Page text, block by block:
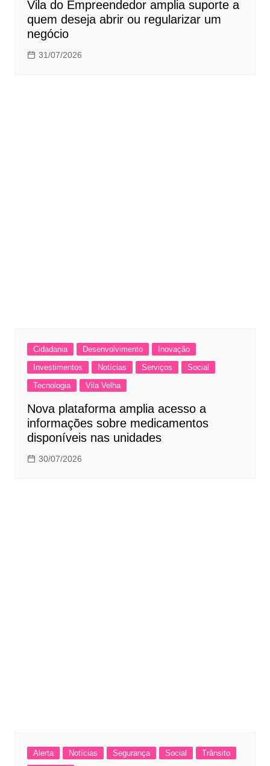
Vila do Empreendedor amplia suporte a
quem deseja abrir ou regularizar um
negócio
31/07/2026
Cidadania Desenvolvimento
Inovação
Investimentos
Notícias Serviços
Social
Tecnologia
Vila Velha
Nova plataforma amplia acesso a
informações sobre medicamentos
disponíveis nas unidades
30/07/2026
Alerta Notícias Segurança Social
Trânsito